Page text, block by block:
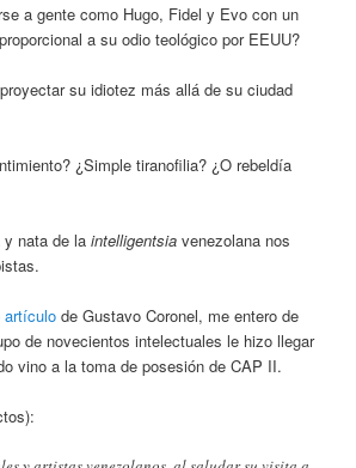
a gente como Hugo, Fidel y Evo con un
a su odio teológico por EEUU?
su idiotez más allá de su ciudad
¿Simple tiranofilia? ¿O rebeldía
y nata de laintelligentsia venezolana nos
artículo de Gustavo Coronel, me entero de
de novecientos intelectuales le hizo llegar
vino a la toma de posesión de CAP II.